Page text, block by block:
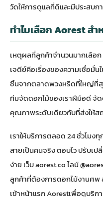
วัดให้การดูแลที่ดีและมีประสบ
ทำไมเลือก Aorest ส
เหตุผลที่ลูกค้าจำนวนมากเลือ
เจดีย์คือเรื่องของความเชื่อมั่
ชิ้นจากตลาดพวงหรีดที่ใหญ่ที่สุ
ทีมจัดดอกไม้ของเราฝีมือดี
คุณภาพระดับเดียวกับที่ส่งให้ส
เราให้บริการตลอด 24 ชั่วโม
สายเป็นคนจริง ตอบไว ปรับเ
ง่าย เว็บ aorest.co ไลน์
ลูกค้าที่ต้องการดอกไม้งานศพ
เข้าหน้าแรก Aorestเพื่อดูบริก